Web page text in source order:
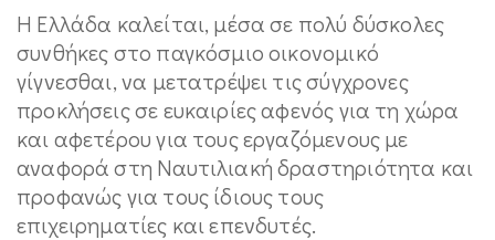
Η Ελλάδα καλείται, μέσα σε πολύ δύσκολες
συνθήκες στο παγκόσμιο οικονομικό
γίγνεσθαι, να μετατρέψει τις σύγχρονες
προκλήσεις σε ευκαιρίες αφενός για τη χώρα
και αφετέρου για τους εργαζόμενους με
αναφορά στη Ναυτιλιακή δραστηριότητα και
προφανώς για τους ίδιους τους
επιχειρηματίες και επενδυτές.